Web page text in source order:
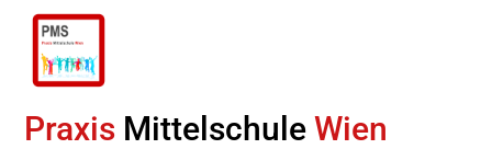
Praxis MittelschuleWien